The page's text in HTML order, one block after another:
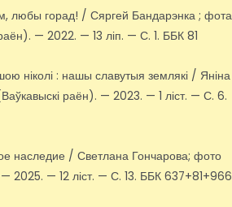
любы горад! / Сяргей Бандарэнка ; фота
— 2022. — 13 ліп. — С. 1. ББК 81
ніколі : нашы славутыя землякі / Яніна
раён). — 2023. — 1 ліст. — С. 6.
наследие / Светлана Гончарова; фото
— 2025. — 12 ліст. — С. 13. ББК 637+81+966